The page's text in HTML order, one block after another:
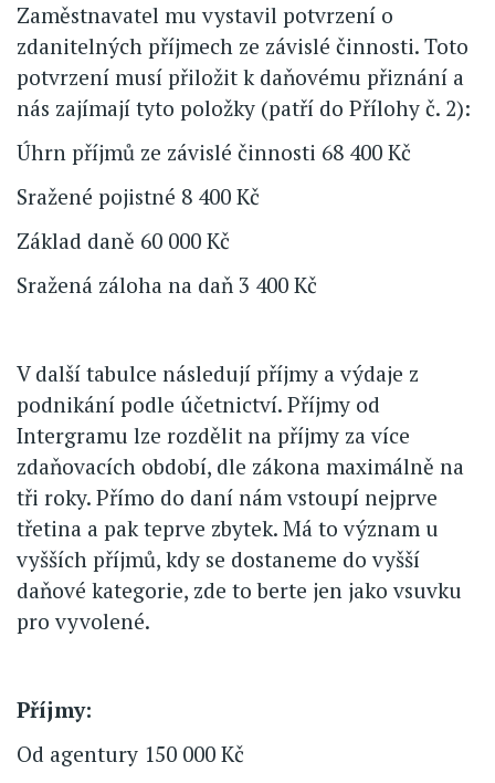
Zaměstnavatel mu vystavil potvrzení o
zdanitelných příjmech ze závislé činnosti. Toto
potvrzení musí přiložit k daňovému přiznání a
nás zajímají tyto položky (patří do Přílohy č. 2):
Úhrn příjmů ze závislé činnosti 68 400 Kč
Sražené pojistné 8 400 Kč
Základ daně 60 000 Kč
Sražená záloha na daň 3 400 Kč
V další tabulce následují příjmy a výdaje z
podnikání podle účetnictví. Příjmy od
Intergramu lze rozdělit na příjmy za více
zdaňovacích období, dle zákona maximálně na
tři roky. Přímo do daní nám vstoupí nejprve
třetina a pak teprve zbytek. Má to význam u
vyšších příjmů, kdy se dostaneme do vyšší
daňové kategorie, zde to berte jen jako vsuvku
pro vyvolené.
Příjmy:
Od agentury 150 000 Kč